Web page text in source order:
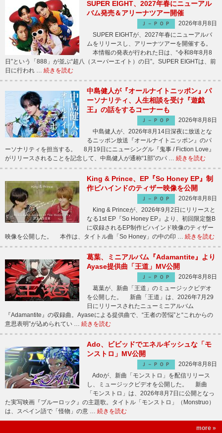
SUPER EIGHT、2027年春にニューアル
バム発売＆アリーナツアー開催
Ｊ－ＰＯＰ
2026年8月8日
SUPER EIGHTが、2027年春にニューアルバ
ムをリリースし、アリーナツアーを開催する。
本情報の発表が行われた日は、“令和8年8月8
日”という「888」が並ぶ“超八（スーパーエイト）の日”。SUPER EIGHTは、前
日に行われ … 続きを読む
中島健人が『オールナイトニッポン』パ
ーソナリティ、人生相談を受け『遊戯
王』の話をするコーナーも
Ｊ－ＰＯＰ
2026年8月8日
中島健人が、2026年8月14日深夜に放送とな
るニッポン放送『オールナイトニッポン』のパ
ーソナリティを担当する。 8月19日にニューシングル『鬼事 / Fiction Love』
がリリースされることを記念して、中島健人が通称“1部”のパ … 続きを読む
King & Prince、EP『So Honey EP』制
作ビハインドのティザー映像を公開
Ｊ－ＰＯＰ
2026年8月8日
King & Princeが、2026年9月2日にリリースと
なる1st EP『So Honey EP』より、初回限定盤B
に収録されるEP制作ビハインド映像のティザー
映像を公開した。 本作は、タイトル曲「So Honey」の中の印 … 続きを読む
葛葉、ミニアルバム『Adamantite』より
Ayase提供曲「王道」MV公開
Ｊ－ＰＯＰ
2026年8月8日
葛葉が、新曲「王道」のミュージックビデオ
を公開した。 新曲「王道」は、2026年7月29
日にリリースされたニューミニアルバム
『Adamantite』の収録曲。Ayaseによる提供曲で、“王者の苦悩”と“これからの
意思表明”が込められてい … 続きを読む
Ado、ビビッドでエネルギッシュな「モ
ンストロ」MV公開
Ｊ－ＰＯＰ
2026年8月8日
Adoが、新曲「モンストロ」を配信リリース
し、ミュージックビデオを公開した。 新曲
「モンストロ」は、2026年8月7日に公開となっ
た実写映画『ブルーロック』の主題歌。タイトル「モンストロ」（Monstruo）
は、スペイン語で「怪物」の意 … 続きを読む
more »